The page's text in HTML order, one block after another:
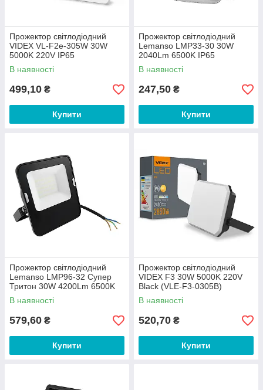
Прожектор світлодіодний
VIDEX VL-F2e-305W 30W
5000K 220V IP65
В наявності
499,10 ₴
Купити
Прожектор світлодіодний
Lemanso LMP33-30 30W
2040Lm 6500K IP65
В наявності
247,50 ₴
Купити
Прожектор світлодіодний
Lemanso LMP96-32 Супер
Тритон 30W 4200Lm 6500K
IP65
В наявності
579,60 ₴
Купити
Прожектор світлодіодний
VIDEX F3 30W 5000K 220V
Black (VLE-F3-0305B)
В наявності
520,70 ₴
Купити